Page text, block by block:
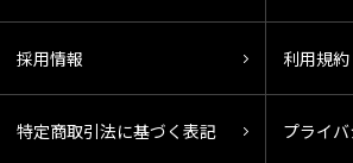
採用情報 利用規約
特定商取引法に基づく表記 プライ